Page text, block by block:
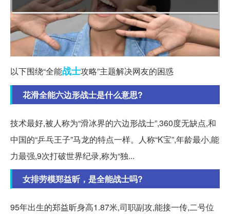
以下围绕“全能战士攻略”主题解决网友的困惑
花滑全能六边形战士是什么意思?
技术最好,被人称为“滑冰界的六边形战士”,360度无缺点,和
中国的“乒乓王子”马龙的特点一样。人称“K宝”,年龄最小,能
力最强,9次打破世界纪录,称为“独...
女排劳模郑益昕，是全能战士吗?
95年出生的郑益昕身高1.87米,司职副攻,能接一传,二号位